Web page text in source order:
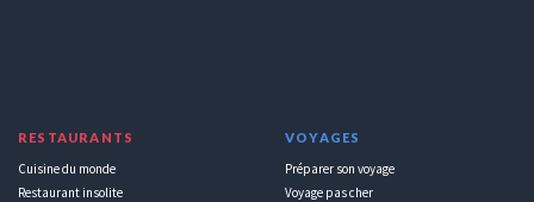
RESTAURANTS
Cuisine du monde
Restaurant insolite
VOYAGES
Préparer son voyage
Voyage pas cher